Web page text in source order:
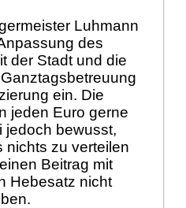
Luhmann
des
der Stadt und die
ein. Die
jeden Euro gerne
jedoch bewusst,
nichts zu verteilen
Beitrag mit
Hebesatz nicht